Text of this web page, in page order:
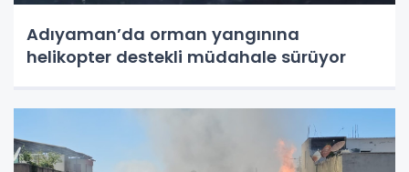
Adıyaman’da orman yangınına
helikopter destekli müdahale sürüyor